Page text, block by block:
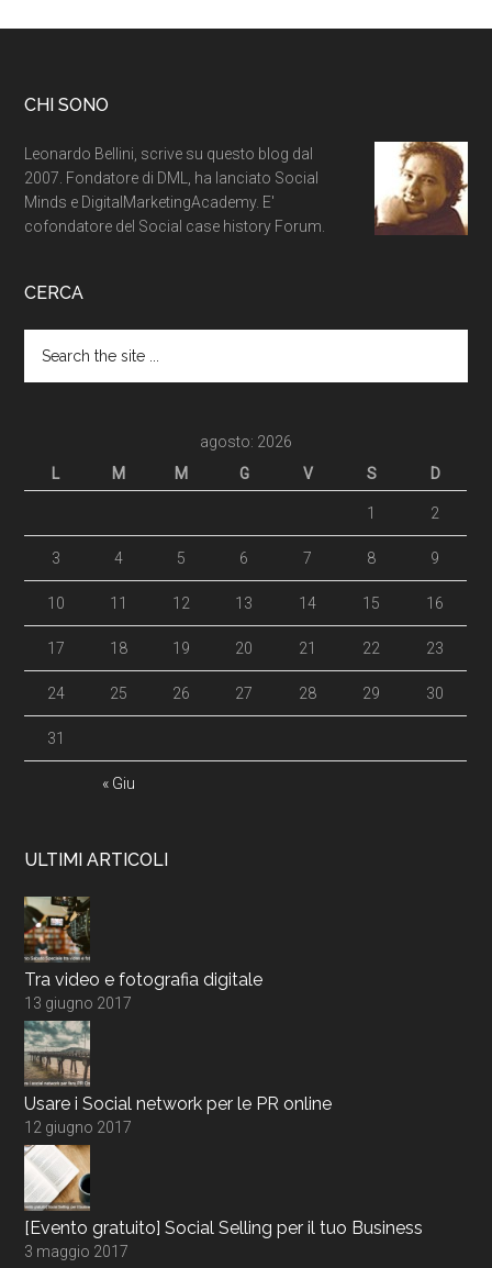
CHI SONO
Leonardo Bellini, scrive su questo blog dal
2007. Fondatore di DML, ha lanciato Social
Minds e DigitalMarketingAcademy. E'
cofondatore del Social case history Forum.
CERCA
agosto: 2026
L
M M G V S D
« Giu
1 2
3 4 5 6 7 8 9
10 11 12 13 14 15 16
17 18 19 20 21 22 23
24 25 26 27 28 29 30
31
ULTIMI ARTICOLI
Tra video e fotografia digitale
13 giugno 2017
Usare i Social network per le PR online
12 giugno 2017
[Evento gratuito] Social Selling per il tuo Business
3 maggio 2017